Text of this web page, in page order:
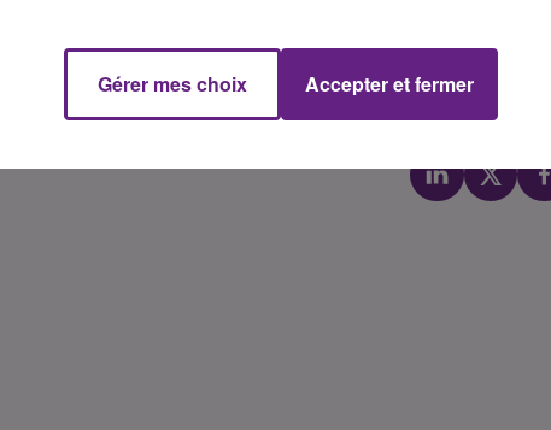
Chloé
Gérer mes choix Accepter et fermer